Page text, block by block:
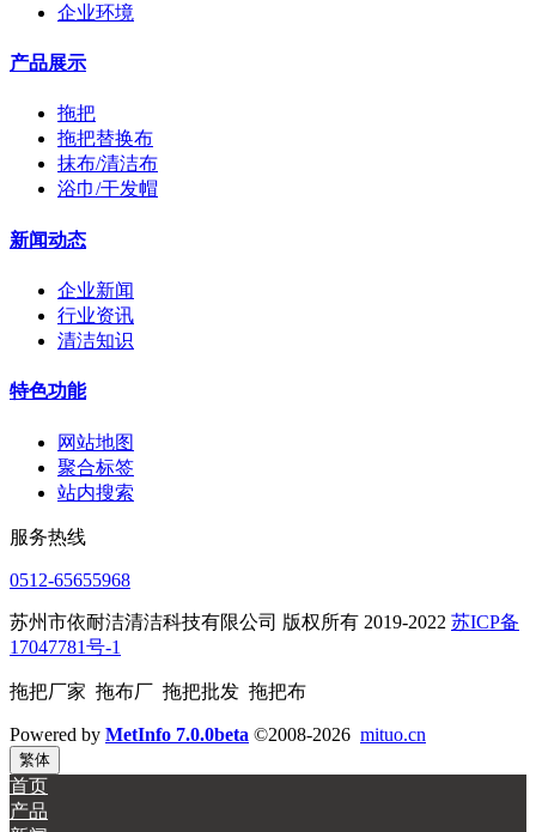
企业环境
产品展示
拖把
拖把替换布
抹布/清洁布
浴巾/干发帽
新闻动态
企业新闻
行业资讯
清洁知识
特色功能
网站地图
聚合标签
站内搜索
服务热线
0512-65655968
苏州市依耐洁清洁科技有限公司 版权所有 2019-2022 苏ICP备
17047781号-1
拖把厂家 拖布厂 拖把批发 拖把布
Powered by MetInfo 7.0.0beta ©2008-2026 mituo.cn
繁体
首页
产品